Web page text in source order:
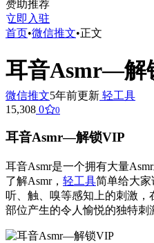
赞助推荐
立即入驻
首页•微信推文•正文
耳音Asmr—解
微信推文5年前更新 轻工具
15,308 0 0
耳音Asmr—解锁VIP
耳音Asmr是一个拥有大量
了解Asmr， 轻工具简单给大家
听、触、嗅等感知上的刺激
部位产生的令人愉悦的独特刺